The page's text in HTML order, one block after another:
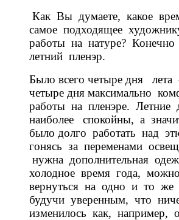
Как Вы думаете, какое
самое подходящее
работы на натуре?
летний пленэр.
Было всего четыре дня лета
четыре дня максимально
работы на пленэре. Летние
наиболее спокойны, а
было долго работать над
гонясь за переменами
нужна дополнительная
холодное время года,
вернуться на одно и то же
будучи уверенным, что
изменилось как, например,